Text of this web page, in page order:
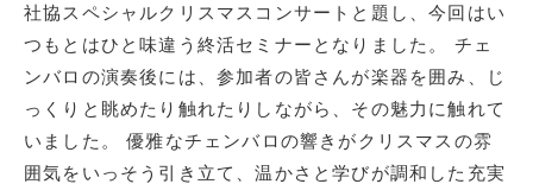
社協スペシャルクリスマスコンサートと題し、今回はい
つもとはひと味違う終活セミナーとなりました。 チェ
ンバロの演奏後には、参加者の皆さんが楽器を囲み、じ
っくりと眺めたり触れたりしながら、その魅力に触れて
いました。 優雅なチェンバロの響きがクリスマスの雰
囲気をいっそう引き立て、温かさと学びが調和した充実